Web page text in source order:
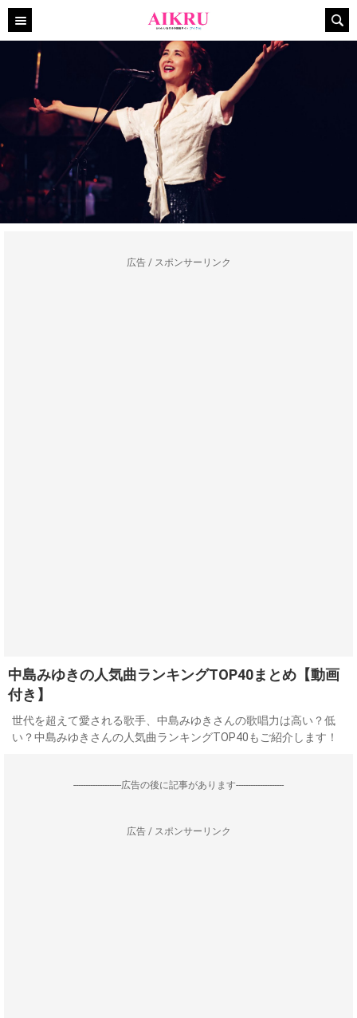
広告 / スポンサーリンク
中島みゆきの人気曲ランキングTOP40まとめ【動画
付き】
世代を超えて愛される歌手、中島みゆきさんの歌唱力は高い？低
い？中島みゆきさんの人気曲ランキングTOP40もご紹介します！
--------------------広告の後に記事があります--------------------
広告 / スポンサーリンク